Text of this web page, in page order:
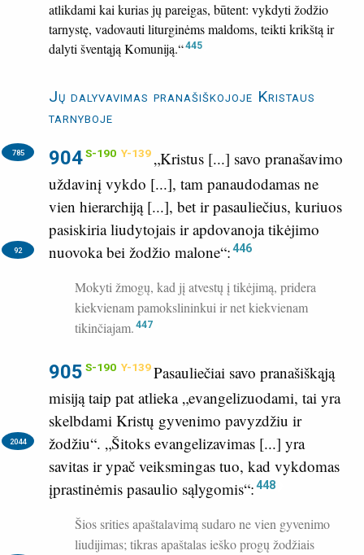
atlikdami kai kurias jų pareigas, būtent: vykdyti žodžio
tarnystę, vadovauti liturginėms maldoms, teikti krikštą ir
dalyti šventąją Komuniją.“445
Jų dalyvavimas pranašiškojoje Kristaus
tarnyboje
904S-190 Y-139
785
„Kristus [...] savo pranašavimo
uždavinį vykdo [...], tam panaudodamas ne
vien hierarchiją [...], bet ir pasauliečius, kuriuos
pasiskiria liudytojais ir apdovanoja tikėjimo
nuovoka bei žodžio malone“:446
92
Mokyti žmogų, kad jį atvestų į tikėjimą, pridera
kiekvienam pamokslininkui ir net kiekvienam
tikinčiajam. 447
905 S-190 Y-139Pasauliečiai savo pranašiškąją
misiją taip pat atlieka „evangelizuodami, tai yra
skelbdami Kristų gyvenimo pavyzdžiu ir
žodžiu“.
2044
„Šitoks evangelizavimas [...] yra
savitas ir ypač veiksmingas tuo, kad vykdomas
įprastinėmis pasaulio sąlygomis“:448
Šios srities apaštalavimą sudaro ne vien gyvenimo
liudijimas; tikras apaštalas ieško progų žodžiais